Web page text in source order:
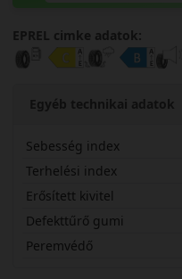
EPREL cimke adatok:
Egyéb technikai adatok
Sebesség index
Terhelési index
Erősített kivitel
Defekttűrő gumi
Peremvédő